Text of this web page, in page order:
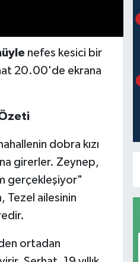
nefes kesici bir
20.00'de ekrana
dobra kızı
girerler. Zeynep,
gerçekleşiyor"
Tezel ailesinin
ortadan